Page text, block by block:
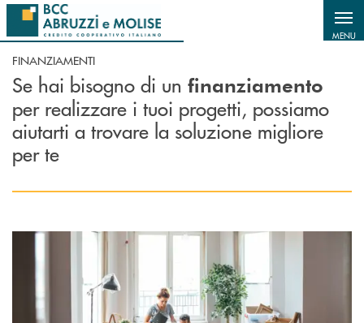
Salta al contenuto principale
MENU
FINANZIAMENTI
Se hai bisogno di un finanziamento
per realizzare i tuoi progetti, possiamo
aiutarti a trovare la soluzione migliore
per te
Scopri di più Mutuo Casa